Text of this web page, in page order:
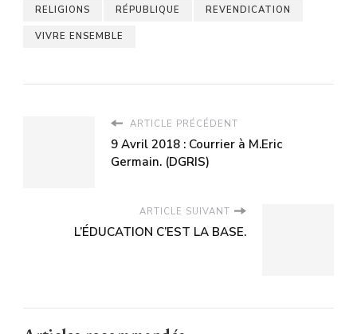
RELIGIONS RÉPUBLIQUE REVENDICATION
VIVRE ENSEMBLE
ARTICLE PRÉCÉDENT
9 Avril 2018 : Courrier à M.Eric
Germain. (DGRIS)
ARTICLE SUIVANT
L’ÉDUCATION C’EST LA BASE.